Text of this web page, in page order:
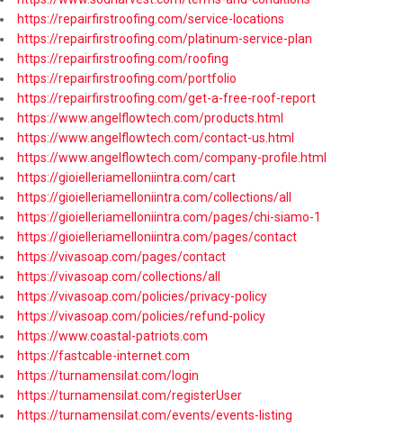
https://repairfirstroofing.com/service-locations
https://repairfirstroofing.com/platinum-service-plan
https://repairfirstroofing.com/roofing
https://repairfirstroofing.com/portfolio
https://repairfirstroofing.com/get-a-free-roof-report
https://www.angelflowtech.com/products.html
https://www.angelflowtech.com/contact-us.html
https://www.angelflowtech.com/company-profile.html
https://gioielleriamelloniintra.com/cart
https://gioielleriamelloniintra.com/collections/all
https://gioielleriamelloniintra.com/pages/chi-siamo-1
https://gioielleriamelloniintra.com/pages/contact
https://vivasoap.com/pages/contact
https://vivasoap.com/collections/all
https://vivasoap.com/policies/privacy-policy
https://vivasoap.com/policies/refund-policy
https://www.coastal-patriots.com
https://fastcable-internet.com
https://turnamensilat.com/login
https://turnamensilat.com/registerUser
https://turnamensilat.com/events/events-listing